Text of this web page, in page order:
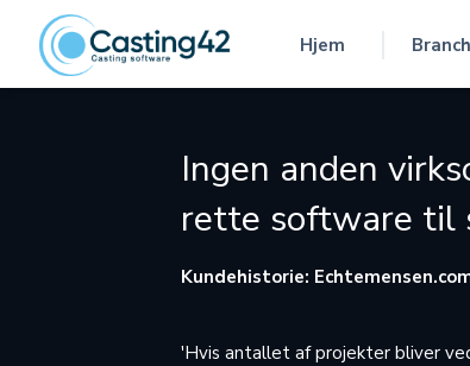
Hjem
(aktuel)
Ingen anden
rette software til
Kundehistorie:
'Hvis antallet af projekter bliver